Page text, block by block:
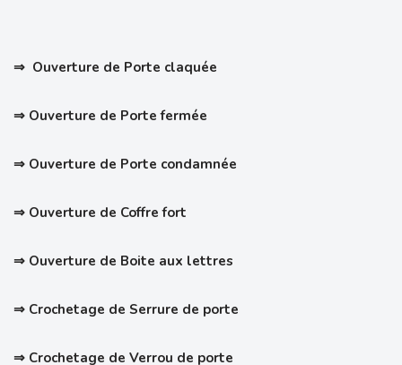
⇒ Ouverture de Porte claquée
⇒ Ouverture de Porte fermée
⇒ Ouverture de Porte condamnée
⇒ Ouverture de Coffre fort
⇒ Ouverture de Boite aux lettres
⇒ Crochetage de Serrure de porte
⇒ Crochetage de Verrou de porte